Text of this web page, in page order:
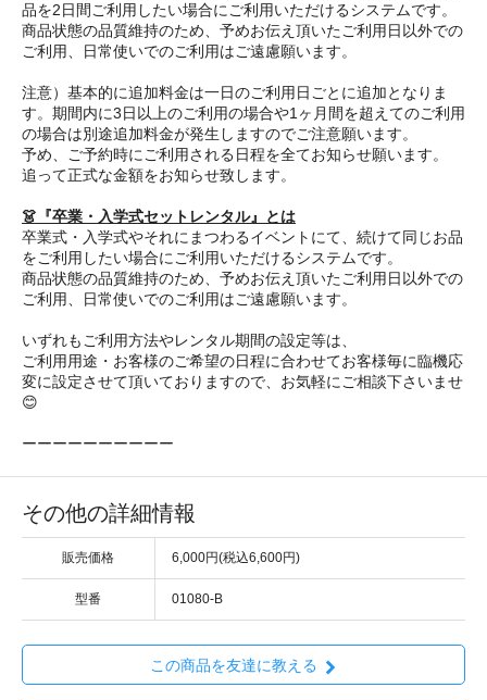
品を2日間ご利用したい場合にご利用いただけるシステムです。
商品状態の品質維持のため、予めお伝え頂いたご利用日以外での
ご利用、日常使いでのご利用はご遠慮願います。
注意）基本的に追加料金は一日のご利用日ごとに追加となりま
す。期間内に3日以上のご利用の場合や1ヶ月間を超えてのご利用
の場合は別途追加料金が発生しますのでご注意願います。
予め、ご予約時にご利用される日程を全てお知らせ願います。
追って正式な金額をお知らせ致します。
👗『卒業・入学式セットレンタル』とは
卒業式・入学式やそれにまつわるイベントにて、続けて同じお品
をご利用したい場合にご利用いただけるシステムです。
商品状態の品質維持のため、予めお伝え頂いたご利用日以外での
ご利用、日常使いでのご利用はご遠慮願います。
いずれもご利用方法やレンタル期間の設定等は、
ご利用用途・お客様のご希望の日程に合わせてお客様毎に臨機応
変に設定させて頂いておりますので、お気軽にご相談下さいませ
😊
ーーーーーーーーーー
その他の詳細情報
販売価格 6,000円(税込6,600円)
型番 01080-B
この商品を友達に教える